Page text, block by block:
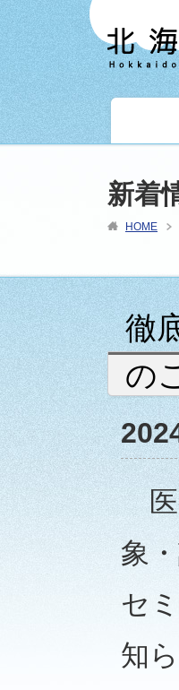
新着
HOME
徹
の
医
象
セ
知